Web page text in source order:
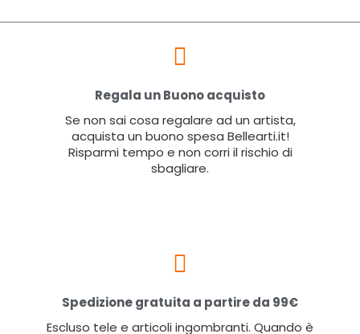
Regala un Buono acquisto
Se non sai cosa regalare ad un artista,
acquista un buono spesa Bellearti.it!
Risparmi tempo e non corri il rischio di
sbagliare.
Spedizione gratuita a partire da 99€
Escluso tele e articoli ingombranti. Quando è